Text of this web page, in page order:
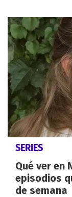
SERIES
Qué ver en
episodios
de semana